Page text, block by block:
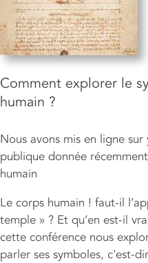
Comment explorer le
humain ?
Nous avons mis en ligne
publique donnée
humain
Le corps humain ! faut-il
temple » ? Et qu’en est-il
cette conférence nous
parler ses symboles, c'est-